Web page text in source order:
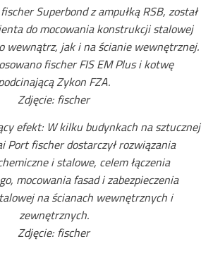
Superbond z ampułką RSB, został
do mocowania konstrukcji stalowej
wewnątrz, jak i na ścianie wewnętrznej.
fischer FIS EM Plus i kotwę
Zykon FZA.
Zdjęcie: fischer
efekt: W kilku budynkach na sztucznej
Port fischer dostarczył rozwiązania
i stalowe, celem łączenia
mocowania fasad i zabezpieczenia
na ścianach wewnętrznych i
zewnętrznych.
Zdjęcie: fischer